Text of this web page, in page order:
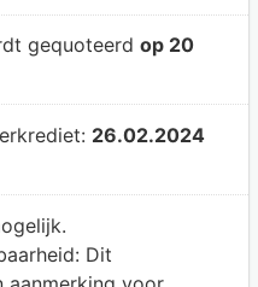
gequoteerd op 20
26.02.2024
Dit